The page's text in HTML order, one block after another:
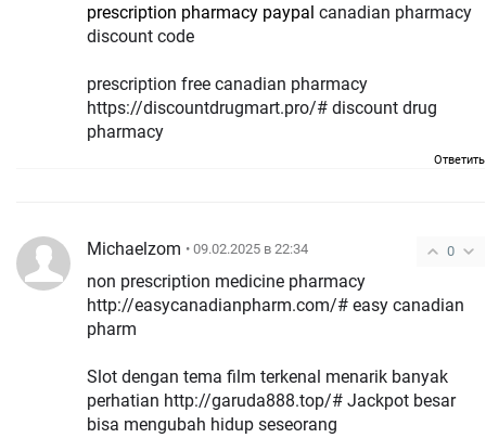
prescription pharmacy paypal canadian pharmacy
discount code
prescription free canadian pharmacy
https://discountdrugmart.pro/# discount drug
pharmacy
Ответить
0
Michaelzom • 09.02.2025 в 22:34
non prescription medicine pharmacy
http://easycanadianpharm.com/# easy canadian
pharm
Slot dengan tema film terkenal menarik banyak
perhatian http://garuda888.top/# Jackpot besar
bisa mengubah hidup seseorang